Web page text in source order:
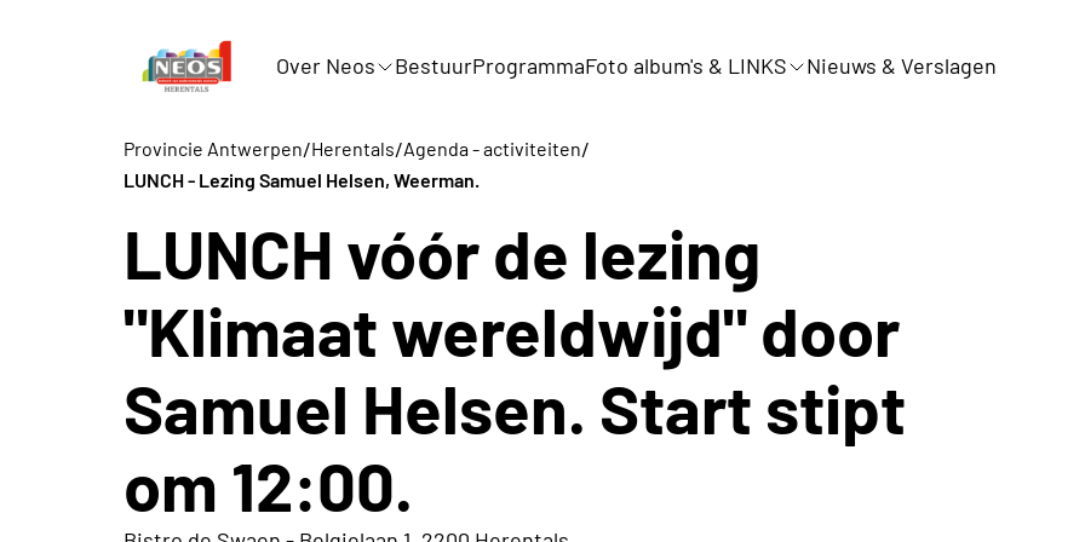
Over Neos BestuurProgrammaFoto album's & LINKS Nieuws & Verslagen
Provincie Antwerpen/Herentals/Agenda - activiteiten/
LUNCH - Lezing Samuel Helsen, Weerman.
LUNCH vóór de lezing
"Klimaat wereldwijd" door
Samuel Helsen. Start stipt
om 12:00.